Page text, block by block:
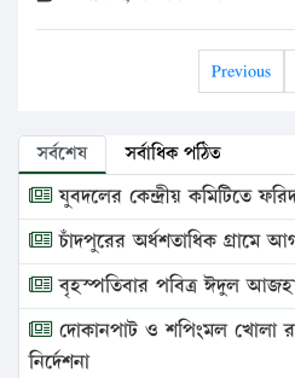
Previous
সর্বশেষ সর্বাধিক পঠিত
যুবদলের কেন্দ্রীয় কমিটিতে
চাঁদপুরের অর্ধশতাধিক গ্রামে
বৃহস্পতিবার পবিত্র ঈদুল
দোকানপাট ও শপিংমল খোলা
নির্দেশনা